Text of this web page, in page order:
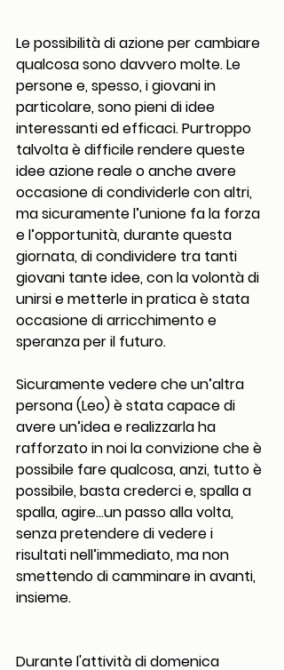
Le possibilità di azione per cambiare
qualcosa sono davvero molte. Le
persone e, spesso, i giovani in
particolare, sono pieni di idee
interessanti ed efficaci. Purtroppo
talvolta è difficile rendere queste
idee azione reale o anche avere
occasione di condividerle con altri,
ma sicuramente l’unione fa la forza
e l’opportunità, durante questa
giornata, di condividere tra tanti
giovani tante idee, con la volontà di
unirsi e metterle in pratica è stata
occasione di arricchimento e
speranza per il futuro.
Sicuramente vedere che un’altra
persona (Leo) è stata capace di
avere un’idea e realizzarla ha
rafforzato in noi la convizione che è
possibile fare qualcosa, anzi, tutto è
possibile, basta crederci e, spalla a
spalla, agire…un passo alla volta,
senza pretendere di vedere i
risultati nell’immediato, ma non
smettendo di camminare in avanti,
insieme.
Durante l'attività di domenica